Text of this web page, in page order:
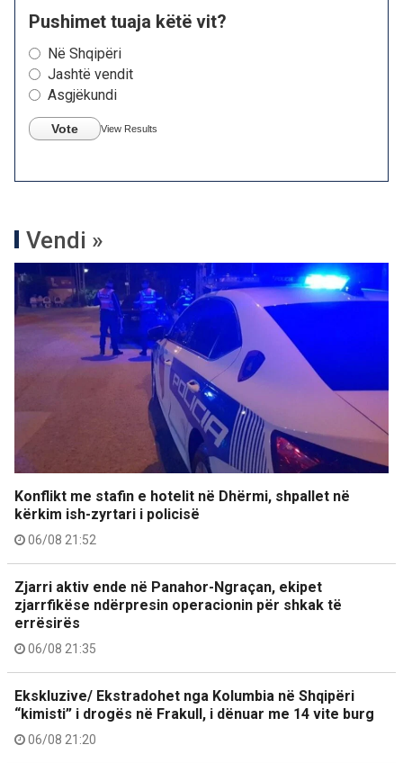
Pushimet tuaja këtë vit?
Në Shqipëri
Jashtë vendit
Asgjëkundi
Vote View Results
Vendi »
Konflikt me stafin e hotelit në Dhërmi, shpallet në
kërkim ish-zyrtari i policisë
06/08 21:52
Zjarri aktiv ende në Panahor-Ngraçan, ekipet
zjarrfikëse ndërpresin operacionin për shkak të
errësirës
06/08 21:35
Ekskluzive/ Ekstradohet nga Kolumbia në Shqipëri
“kimisti” i drogës në Frakull, i dënuar me 14 vite burg
06/08 21:20